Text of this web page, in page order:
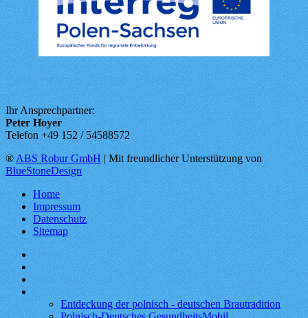
Zeitsprung Zittau gGmbH
Ihr Ansprechpartner:
Peter Hoyer
Telefon +49 152 / 54588572
®ABS Robur GmbH| Mit freundlicher Unterstützung von
BlueStoneDesign
Home
Impressum
Datenschutz
Sitemap
Home
Aktuell
Veranstaltungen
Projekte
Entdeckung der polnisch - deutschen Brautradition